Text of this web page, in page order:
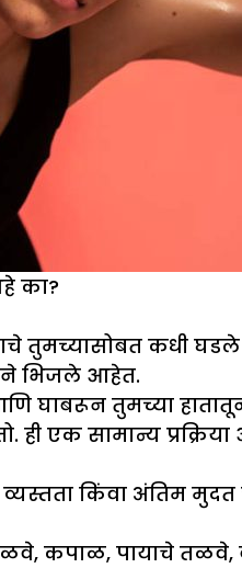
का?
तुमच्यासोबत कधी
भिजले आहेत.
घाबरून तुमच्या
ही एक सामान्य
व्यस्तता किंवा अंतिम
कपाळ, पायाचे तळवे,